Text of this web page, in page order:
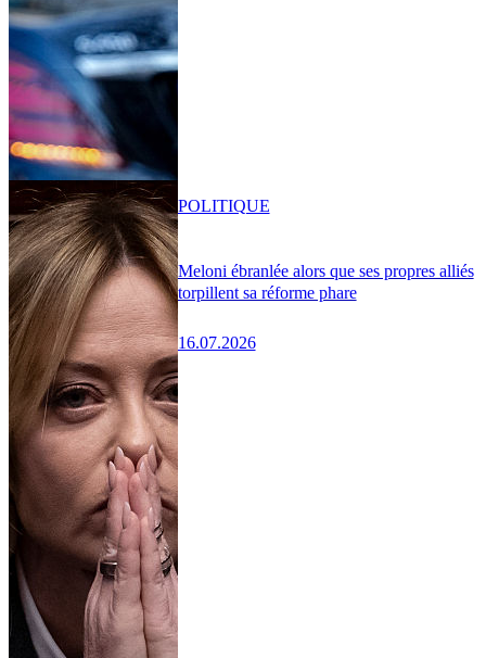
Meloni ébranlée alors que ses propres alliés
torpillent sa réforme phare
16.07.2026
POLITIQUE